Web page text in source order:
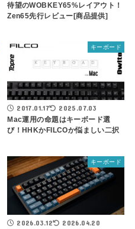
待望のWOBKEY65%レイアウト！
Zen65先行レビュー[商品提供]
キーボード
2017.01.17 2025.07.03
Mac運用の命題はキーボード選
び！HHKかFILCOか悩ましい二択
キーボード
2026.03.12 2026.04.20